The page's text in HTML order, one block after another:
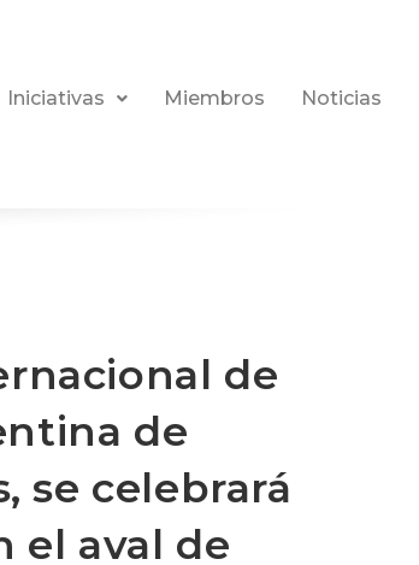
Iniciativas Miembros Noticias
de
de
se celebrará
el aval de